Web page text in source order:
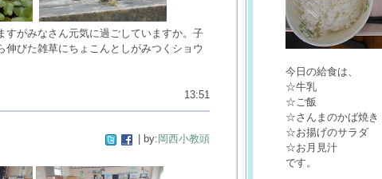
すがみなさん元気に過ごしていますか。子
びた雑草にちょこんとしがみつくショウ
13:51
| by: 岡西小教頭
今日の給食は、
☆牛乳
☆ご飯
☆さんまのかば焼き
☆お揚げのサラダ
☆お月見汁
です。